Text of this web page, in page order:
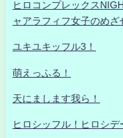
ヒロコンプレックス
ャアラフィフ女子のめ
ユキユキッフル3！
萌えっふる！
天にまします我ら！
ヒロシッフル！ヒロシデ